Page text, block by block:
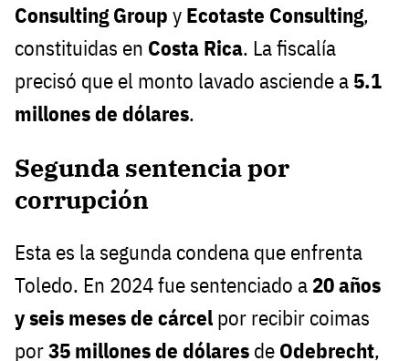
Consulting Group y Ecotaste Consulting,
constituidas en Costa Rica. La fiscalía
precisó que el monto lavado asciende a 5.1
millones de dólares.
Segunda sentencia por
corrupción
Esta es la segunda condena que enfrenta
Toledo. En 2024 fue sentenciado a 20 años
y seis meses de cárcel por recibir coimas
por35 millones de dólares de Odebrecht,